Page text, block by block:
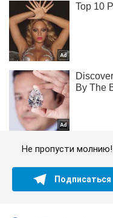
Не пропусти
Подписаться